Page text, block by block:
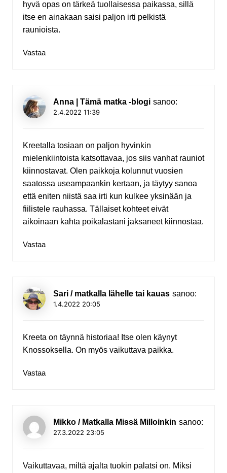
hyvä opas on tärkeä tuollaisessa paikassa, sillä
itse en ainakaan saisi paljon irti pelkistä
raunioista.
Vastaa
Anna | Tämä matka -blogi sanoo:
2.4.2022 11:39
Kreetalla tosiaan on paljon hyvinkin
mielenkiintoista katsottavaa, jos siis vanhat rauniot
kiinnostavat. Olen paikkoja kolunnut vuosien
saatossa useampaankin kertaan, ja täytyy sanoa
että eniten niistä saa irti kun kulkee yksinään ja
fiilistele rauhassa. Tällaiset kohteet eivät
aikoinaan kahta poikalastani jaksaneet kiinnostaa.
Vastaa
Sari / matkalla lähelle tai kauas sanoo:
1.4.2022 20:05
Kreeta on täynnä historiaa! Itse olen käynyt
Knossoksella. On myös vaikuttava paikka.
Vastaa
Mikko / Matkalla Missä Milloinkin sanoo:
27.3.2022 23:05
Vaikuttavaa, miltä ajalta tuokin palatsi on. Miksi